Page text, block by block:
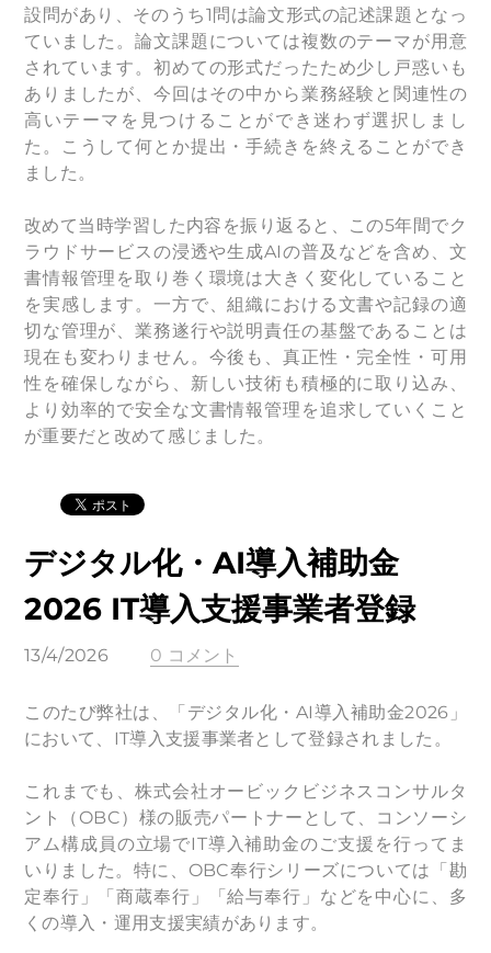
設問があり、そのうち1問は論文形式の記述課題となっ
ていました。論文課題については複数のテーマが用意
されています。 初めての形式だったため少し戸惑いも
ありましたが、今回はその中から業務経験と関連性の
高いテーマを見つけることができ迷わず選択しまし
た。こうして何とか提出・手続きを終えることができ
ました。
改めて当時学習した内容を振り返ると、この5年間でク
ラウドサービスの浸透や生成AIの普及などを含め、文
書情報管理を取り巻く環境は大きく変化していること
を実感します。一方で、組織における文書や記録の適
切な管理が、業務遂行や説明責任の基盤であることは
現在も変わりません。今後も、真正性・完全性・可用
性を確保しながら、新しい技術も積極的に取り込み、
より効率的で安全な文書情報管理を追求していくこと
が重要だと改めて感じました。
デジタル化・AI導入補助金
2026 IT導入支援事業者登録
13/4/2026 0 コメント
このたび弊社は、「デジタル化・AI導入補助金2026」
において、IT導入支援事業者として登録されました。
これまでも、株式会社オービックビジネスコンサルタ
ント（OBC）様の販売パートナーとして、コンソーシ
アム構成員の立場でIT導入補助金のご支援を行ってま
いりました。特に、OBC奉行シリーズについては「勘
定奉行」「商蔵奉行」「給与奉行」などを中心に、多
くの導入・運用支援実績があります。